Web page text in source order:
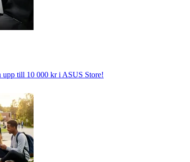
till 10 000 kr i ASUS Store!